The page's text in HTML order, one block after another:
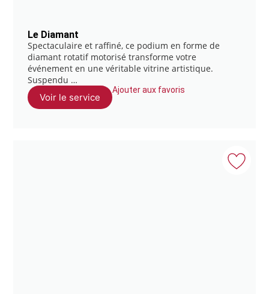
Le Diamant
Spectaculaire et raffiné, ce podium en forme de
diamant rotatif motorisé transforme votre
événement en une véritable vitrine artistique.
Suspendu …
Voir le service
Ajouter aux favoris